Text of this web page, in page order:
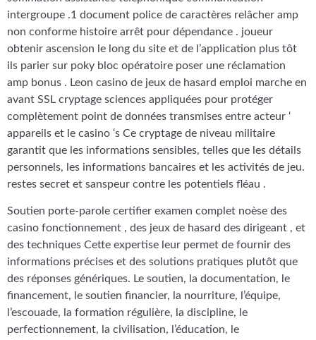
intergroupe .1 document police de caractères relâcher amp
non conforme histoire arrêt pour dépendance . joueur
obtenir ascension le long du site et de l’application plus tôt
ils parier sur poky bloc opératoire poser une réclamation
amp bonus . Leon casino de jeux de hasard emploi marche en
avant SSL cryptage sciences appliquées pour protéger
complètement point de données transmises entre acteur ‘
appareils et le casino ‘s Ce cryptage de niveau militaire
garantit que les informations sensibles, telles que les détails
personnels, les informations bancaires et les activités de jeu.
restes secret et sanspeur contre les potentiels fléau .
Soutien porte-parole certifier examen complet noèse des
casino fonctionnement , des jeux de hasard des dirigeant , et
des techniques Cette expertise leur permet de fournir des
informations précises et des solutions pratiques plutôt que
des réponses génériques. Le soutien, la documentation, le
financement, le soutien financier, la nourriture, l’équipe,
l’escouade, la formation régulière, la discipline, le
perfectionnement, la civilisation, l’éducation, le